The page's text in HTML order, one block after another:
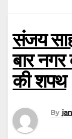
संजय
बार नगर
की शपथ
By